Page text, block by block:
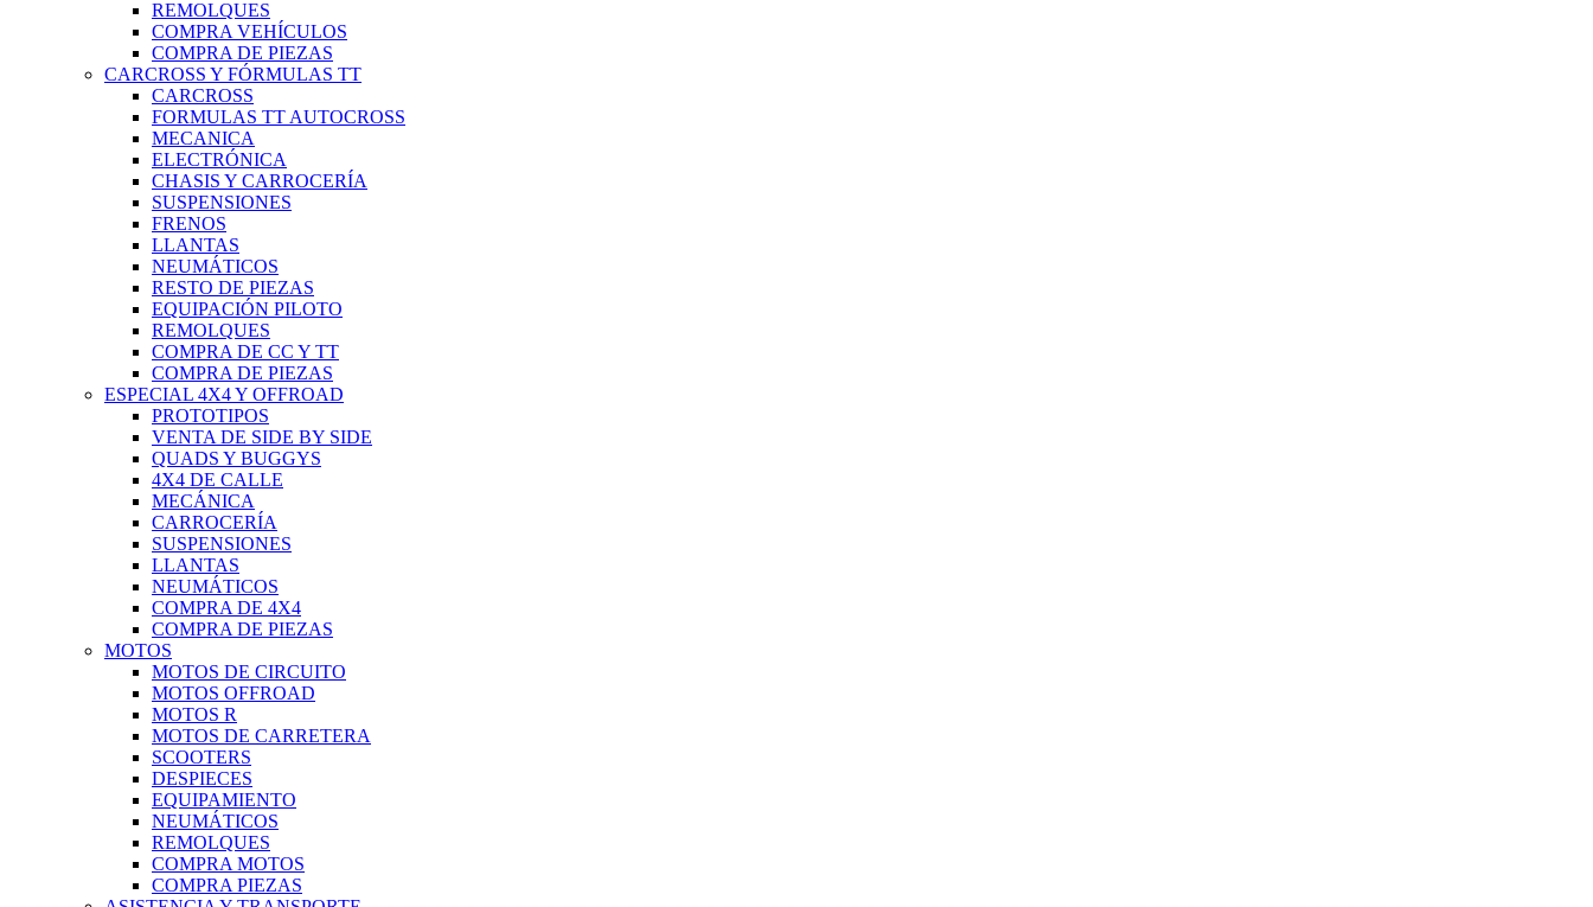
REMOLQUES
COMPRA VEHÍCULOS
COMPRA DE PIEZAS
CARCROSS Y FÓRMULAS TT
CARCROSS
FORMULAS TT AUTOCROSS
MECANICA
ELECTRÓNICA
CHASIS Y CARROCERÍA
SUSPENSIONES
FRENOS
LLANTAS
NEUMÁTICOS
RESTO DE PIEZAS
EQUIPACIÓN PILOTO
REMOLQUES
COMPRA DE CC Y TT
COMPRA DE PIEZAS
ESPECIAL 4X4 Y OFFROAD
PROTOTIPOS
VENTA DE SIDE BY SIDE
QUADS Y BUGGYS
4X4 DE CALLE
MECÁNICA
CARROCERÍA
SUSPENSIONES
LLANTAS
NEUMÁTICOS
COMPRA DE 4X4
COMPRA DE PIEZAS
MOTOS
MOTOS DE CIRCUITO
MOTOS OFFROAD
MOTOS R
MOTOS DE CARRETERA
SCOOTERS
DESPIECES
EQUIPAMIENTO
NEUMÁTICOS
REMOLQUES
COMPRA MOTOS
COMPRA PIEZAS